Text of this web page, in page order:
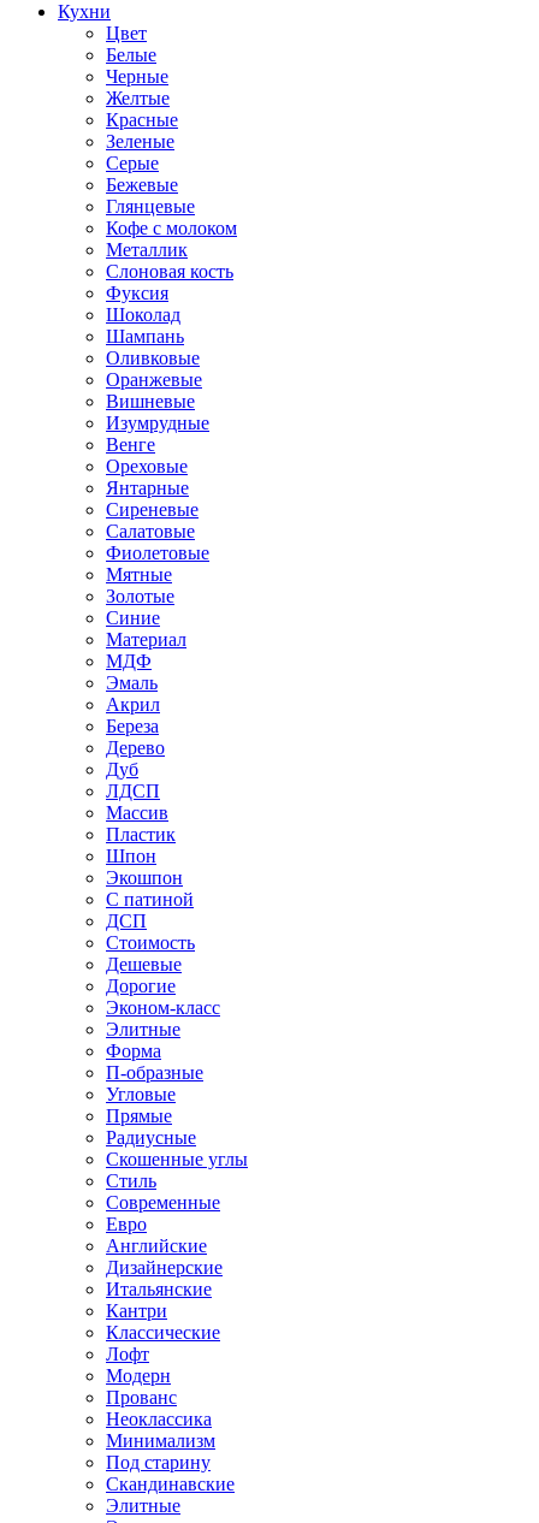
Кухни
Цвет
Белые
Черные
Желтые
Красные
Зеленые
Серые
Бежевые
Глянцевые
Кофе с молоком
Металлик
Слоновая кость
Фуксия
Шоколад
Шампань
Оливковые
Оранжевые
Вишневые
Изумрудные
Венге
Ореховые
Янтарные
Сиреневые
Салатовые
Фиолетовые
Мятные
Золотые
Синие
Материал
МДФ
Эмаль
Акрил
Береза
Дерево
Дуб
ЛДСП
Массив
Пластик
Шпон
Экошпон
С патиной
ДСП
Стоимость
Дешевые
Дорогие
Эконом-класс
Элитные
Форма
П-образные
Угловые
Прямые
Радиусные
Скошенные углы
Стиль
Современные
Евро
Английские
Дизайнерские
Итальянские
Кантри
Классические
Лофт
Модерн
Прованс
Неоклассика
Минимализм
Под старину
Скандинавские
Элитные